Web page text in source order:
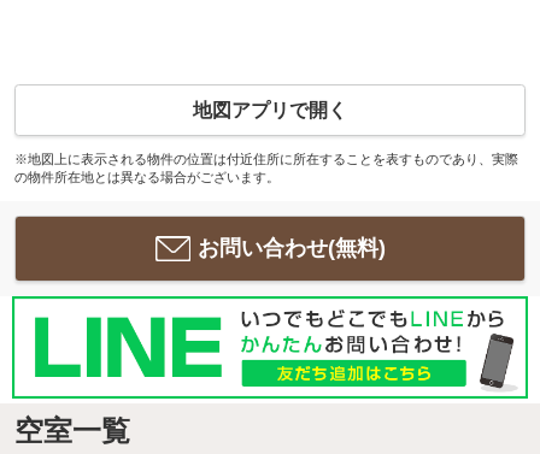
地図アプリで開く
※地図上に表示される物件の位置は付近住所に所在することを表すものであり、実際
の物件所在地とは異なる場合がございます。
お問い合わせ(無料)
空室一覧